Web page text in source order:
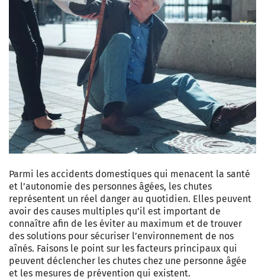
Parmi les accidents domestiques qui menacent la santé
et l’autonomie des personnes âgées, les chutes
représentent un réel danger au quotidien. Elles peuvent
avoir des causes multiples qu’il est important de
connaître afin de les éviter au maximum et de trouver
des solutions pour sécuriser l’environnement de nos
aînés. Faisons le point sur les facteurs principaux qui
peuvent déclencher les chutes chez une personne âgée
et les mesures de prévention qui existent.